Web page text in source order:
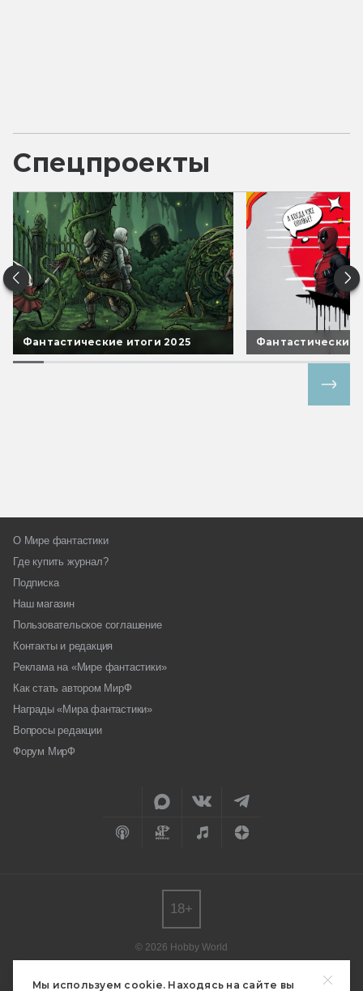
Мы используем cookie. Находясь на сайте вы
Спецпроекты
Фантастические итоги 2025 Фантастические
О Мире фантастики
Где купить журнал?
Подписка
Наш магазин
Пользовательское соглашение
Контакты и редакция
Реклама на «Мире фантастики»
Как стать автором МирФ
Награды «Мира фантастики»
Вопросы редакции
Форум МирФ
© 2026 Hobby World
редакции.
18+